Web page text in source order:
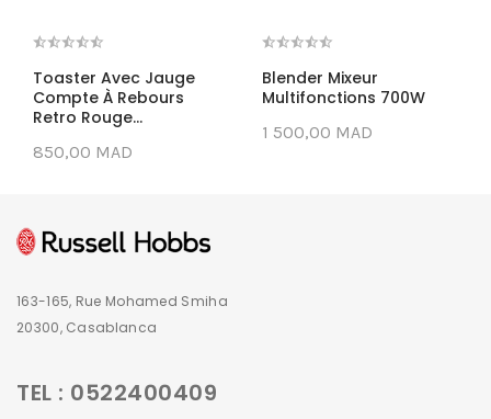
Toaster Avec Jauge
Compte À Rebours
Retro Rouge...
850,00 MAD
Blender Mixeur
Multifonctions 700W
1 500,00 MAD
163-165, Rue Mohamed Smiha
20300, Casablanca
TEL : 0522400409